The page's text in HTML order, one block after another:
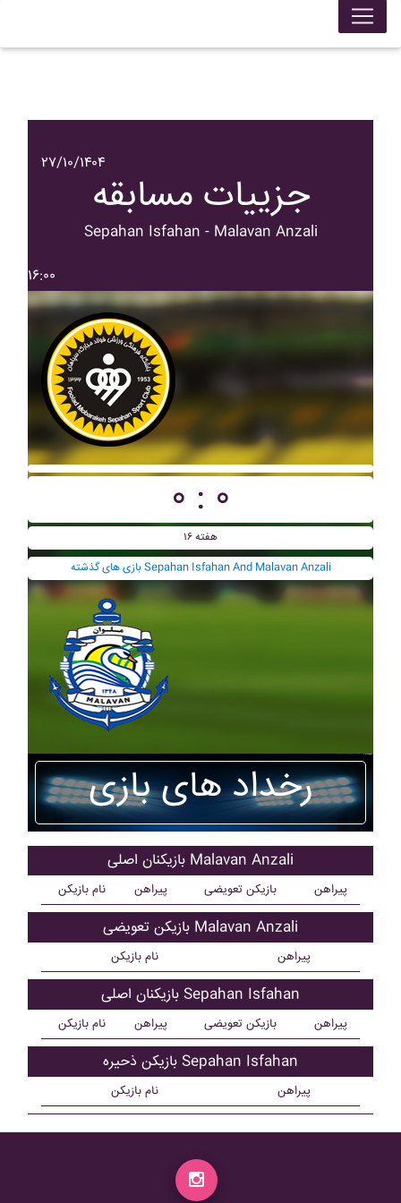
۲۷/۱۰/۱۴۰۴
جزییات مسابقه
Sepahan Isfahan - Malavan Anzali
۱۶:۰۰
۰ : ۰
هفته ۱۶
بازی های گذشته Sepahan Isfahan And Malavan Anzali
رخداد های بازی
بازیکنان اصلی Malavan Anzali
نام بازیکن پیراهن بازیکن تعویضی پیراهن
بازیکن تعویضی Malavan Anzali
نام بازیکن پیراهن
بازیکنان اصلی Sepahan Isfahan
نام بازیکن پیراهن بازیکن تعویضی پیراهن
بازیکن ذحیره Sepahan Isfahan
نام بازیکن پیراهن